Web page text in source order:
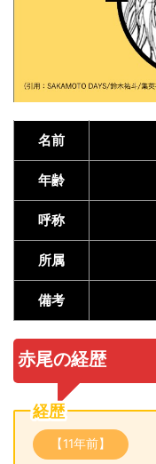
名前
年齢
呼称
所属
備考
赤尾の経歴
経歴
【11年前】